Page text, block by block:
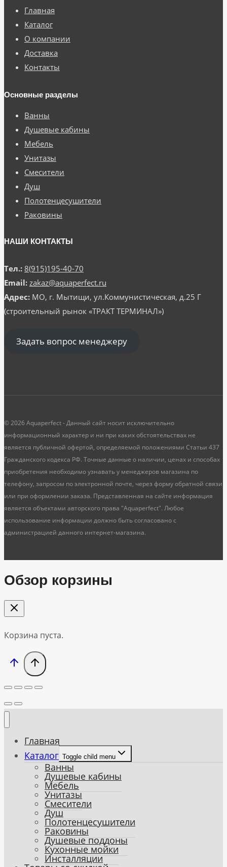
Главная
Каталог
О компании
Доставка
Контакты
Основные разделы
Ванны
Душевые кабины
Мебель
Унитазы
Смесители
Душ
Полотенцесушители
Раковины
НАШИ КОНТАКТЫ
Тел.: 8(915)195-40-70
Email: zakaz@aquaperfect.ru
Адрес: МО, г. Мытищи, ул.Коммунистическая, д.25 Г
(строительный рынок «ТРАКТ ТЕРМИНАЛ»)
Задать вопрос менеджеру
© 2026 Aquaperfect - Данный сайт носит исключительно
информационный характер и ни при каких обстоятельствах не
является публичной офертой, определяемой положениями Статьи 437
Гражданского кодекса РФ. Точные данные о наличии, ценах и способах
приобретения необходимо узнавать у менеджеров магазина по
телефону, запросом по электронной почте, через форму обратной связи
или при оформлении заказа. Представленная на сайте информация
является объектами авторского права "Aquaperfect". Любое
использование информации должно быть согласовано с
администрацией данного интернет-магазина.
Обзор корзины
Корзина пуста.
Главная
Каталог Toggle child menu
Ванны
Душевые кабины
Мебель
Унитазы
Смесители
Душ
Полотенцесушители
Раковины
Душевые поддоны
Кухонные мойки
Инсталляции